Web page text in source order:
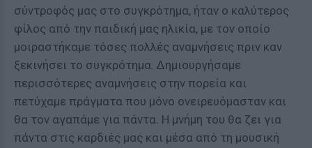
σύντροφός μας στο συγκρότημα, ήταν ο καλύτερος
φίλος από την παιδική μας ηλικία, με τον οποίο
μοιραστήκαμε τόσες πολλές αναμνήσεις πριν καν
ξεκινήσει το συγκρότημα. Δημιουργήσαμε
περισσότερες αναμνήσεις στην πορεία και
πετύχαμε πράγματα που μόνο ονειρευόμασταν και
θα τον αγαπάμε για πάντα. Η μνήμη του θα ζει για
πάντα στις καρδιές μας και μέσα από τη μουσική